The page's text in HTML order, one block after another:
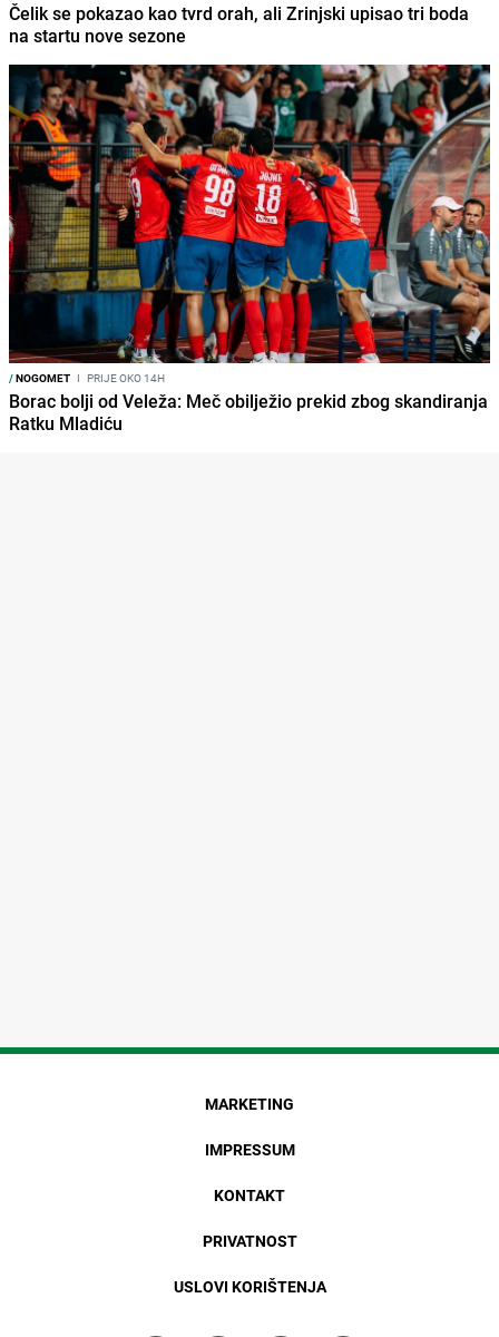
Čelik se pokazao kao tvrd orah, ali Zrinjski upisao tri boda
na startu nove sezone
/NOGOMET I PRIJE OKO 14H
Borac bolji od Veleža: Meč obilježio prekid zbog skandiranja
Ratku Mladiću
MARKETING
IMPRESSUM
KONTAKT
PRIVATNOST
USLOVI KORIŠTENJA